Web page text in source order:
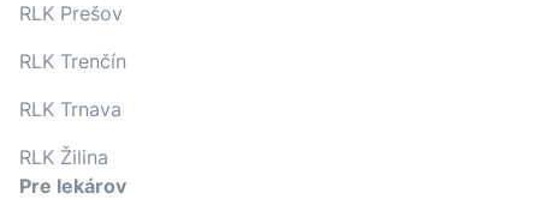
RLK Prešov
RLK Trenčín
RLK Trnava
RLK Žilina
Pre lekárov